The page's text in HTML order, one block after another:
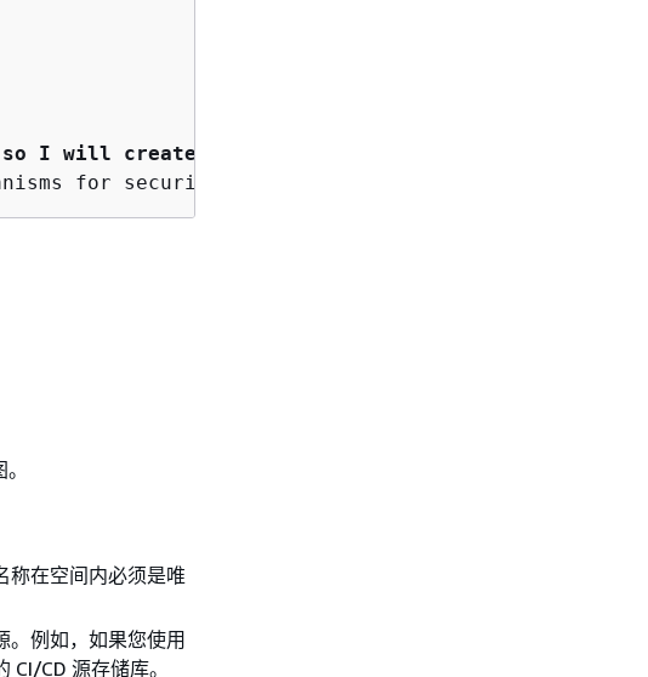
so I will create issues for you.
称在空间内必须是唯
。例如，如果您使用
CD 源存储库。